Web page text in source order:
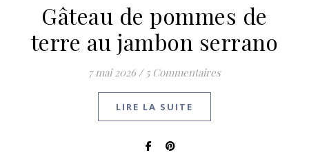
Gâteau de pommes de
terre au jambon serrano
7 mai 2026 / 5 Commentaires
LIRE LA SUITE